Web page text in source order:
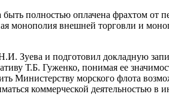
полностью оплачена фрахтом от
монополия внешней торговли и
Зуева и подготовил докладную
Т.Б. Гуженко, понимая ее
морского флота
коммерческой деятельностью в